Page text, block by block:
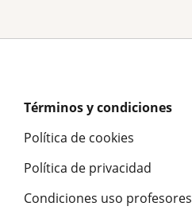
Términos y condiciones
Política de cookies
Política de privacidad
Condiciones uso profesores